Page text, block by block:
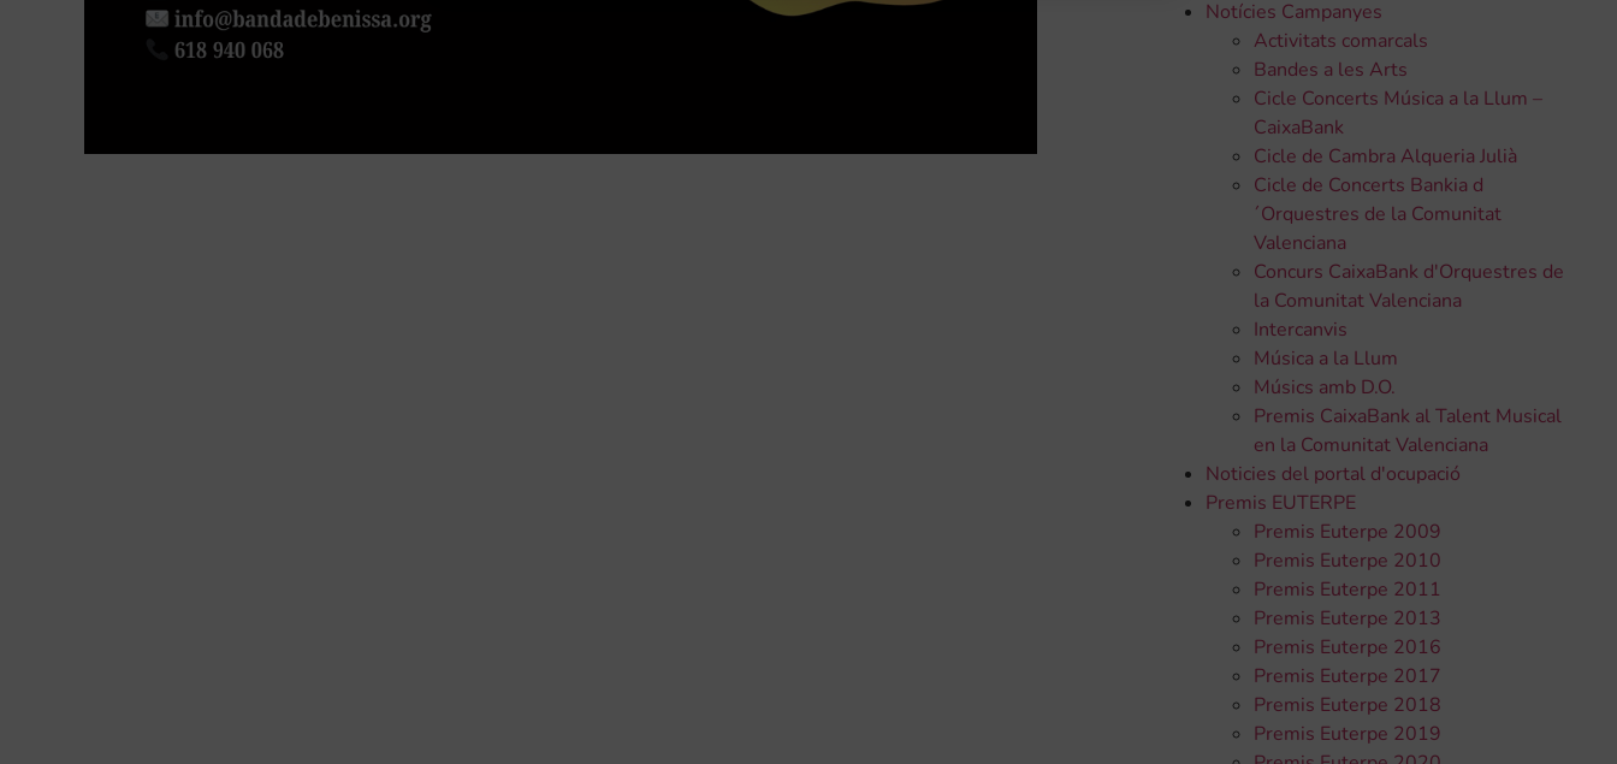
Notícies Campanyes
Activitats comarcals
Bandes a les Arts
Cicle Concerts Música a la Llum –
CaixaBank
Cicle de Cambra Alqueria Julià
Cicle de Concerts Bankia d
´Orquestres de la Comunitat
Valenciana
Concurs CaixaBank d'Orquestres de
la Comunitat Valenciana
Intercanvis
Música a la Llum
Músics amb D.O.
Premis CaixaBank al Talent Musical
en la Comunitat Valenciana
Noticies del portal d'ocupació
Premis EUTERPE
Premis Euterpe 2009
Premis Euterpe 2010
Premis Euterpe 2011
Premis Euterpe 2013
Premis Euterpe 2016
Premis Euterpe 2017
Premis Euterpe 2018
Premis Euterpe 2019